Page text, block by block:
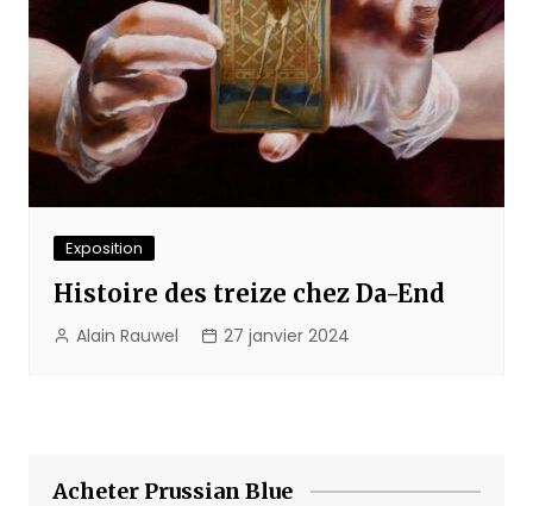
Exposition
Histoire des treize chez Da-End
Alain Rauwel 27 janvier 2024
Acheter Prussian Blue